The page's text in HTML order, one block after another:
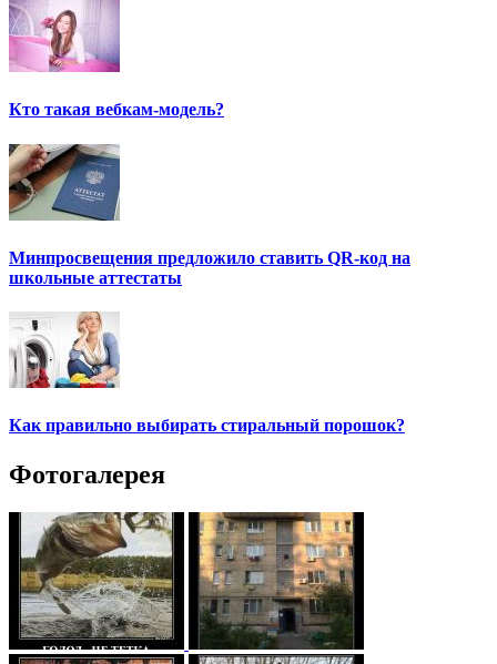
Кто такая вебкам-модель?
Минпросвещения предложило ставить QR-код на
школьные аттестаты
Как правильно выбирать стиральный порошок?
Фотогалерея